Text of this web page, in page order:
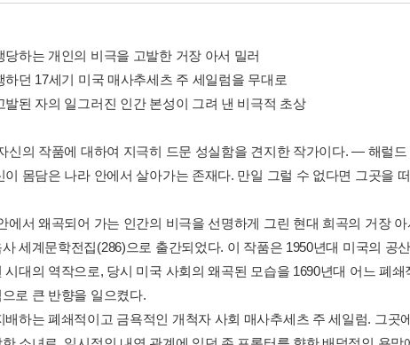
당하는 개인의 비극을 고발한 거장 아서 밀러
하던 17세기 미국 매사추세츠 주 세일럼을 무대로
발된 자의 일그러진 인간 본성이 그려 낸 비극적 초상
신의 작품에 대하여 지극히 드문 성실함을 견지한 작가이다. — 해럴드
몸담은 나라 안에서 살아가는 존재다. 만일 그럴 수 없다면 그곳을
에서 왜곡되어 가는 인간의 비극을 선명하게 그린 현대 희곡의 거장
사 세계문학전집(286)으로 출간되었다. 이 작품은 1950년대 미국의 공
시대의 역작으로, 당시 미국 사회의 왜곡된 모습을 1690년대 어느 폐
로 큰 반향을 일으켰다.
배하는 폐쇄적이고 금욕적인 개척자 사회 매사추세츠 주 세일럼. 그곳